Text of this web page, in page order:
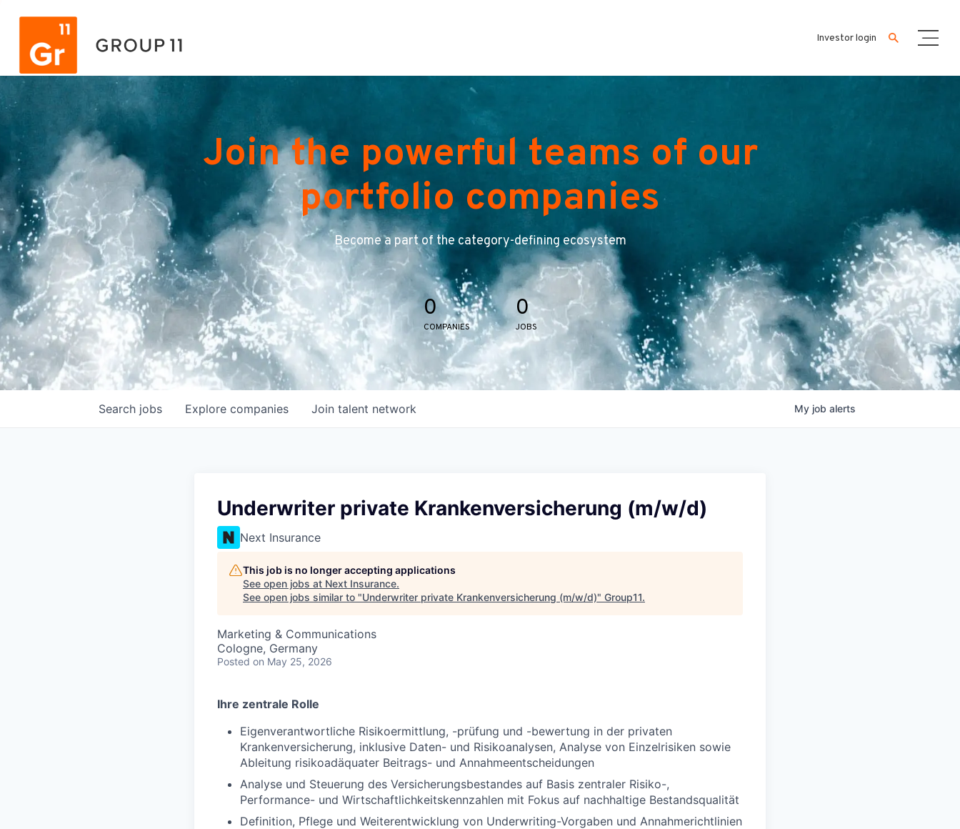
Investor login
Join the powerful teams of our
portfolio companies
Become a part of the category-defining ecosystem
0
COMPANIES
0
JOBS
Search jobs Explore companies Join talent network My job alerts
Underwriter private Krankenversicherung (m/w/d)
Next Insurance
This job is no longer accepting applications
See open jobs at Next Insurance.
See open jobs similar to "Underwriter private Krankenversicherung (m/w/d)" Group11.
Marketing & Communications
Cologne, Germany
Posted on May 25, 2026
Ihre zentrale Rolle
Eigenverantwortliche Risikoermittlung, -prüfung und -bewertung in der privaten
Krankenversicherung, inklusive Daten- und Risikoanalysen, Analyse von Einzelrisiken sowie
Ableitung risikoadäquater Beitrags- und Annahmeentscheidungen
Analyse und Steuerung des Versicherungsbestandes auf Basis zentraler Risiko-,
Performance- und Wirtschaftlichkeitskennzahlen mit Fokus auf nachhaltige Bestandsqualität
Definition, Pflege und Weiterentwicklung von Underwriting-Vorgaben und Annahmerichtlinien